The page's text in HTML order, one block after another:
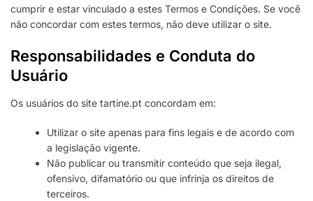
cumprir e estar vinculado a estes Termos e Condições. Se você
não concordar com estes termos, não deve utilizar o site.
Responsabilidades e Conduta do
Usuário
Os usuários do site tartine.pt concordam em:
Utilizar o site apenas para fins legais e de acordo com
a legislação vigente.
Não publicar ou transmitir conteúdo que seja ilegal,
ofensivo, difamatório ou que infrinja os direitos de
terceiros.